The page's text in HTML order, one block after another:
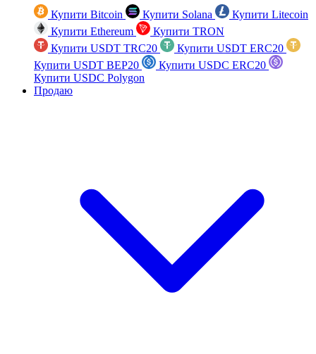
Купити Bitcoin Купити Solana
Купити Litecoin
Купити Ethereum
Купити TRON
Купити USDT TRC20
Купити USDT ERC20
Купити USDT BEP20
Купити USDC ERC20
Купити USDC Polygon
Продаю